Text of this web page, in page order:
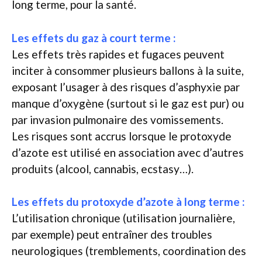
long terme, pour la santé.
Les effets du gaz à court terme :
Les effets très rapides et fugaces peuvent
inciter à consommer plusieurs ballons à la suite,
exposant l’usager à des risques d’asphyxie par
manque d’oxygène (surtout si le gaz est pur) ou
par invasion pulmonaire des vomissements.
Les risques sont accrus lorsque le protoxyde
d’azote est utilisé en association avec d’autres
produits (alcool, cannabis, ecstasy…).
Les effets du protoxyde d’azote à long terme :
L’utilisation chronique (utilisation journalière,
par exemple) peut entraîner des troubles
neurologiques (tremblements, coordination des